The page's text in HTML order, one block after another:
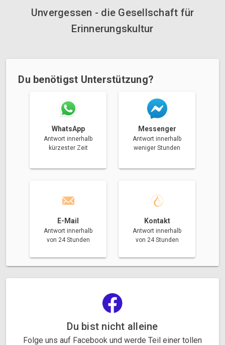
Unvergessen - die Gesellschaft für
Erinnerungskultur
Du benötigst Unterstützung?
WhatsApp
Antwort innerhalb
kürzester Zeit
Messenger
Antwort innerhalb
weniger Stunden
E-Mail
Antwort innerhalb
von 24 Stunden
Kontakt
Antwort innerhalb
von 24 Stunden
Du bist nicht alleine
Folge uns auf Facebook und werde Teil einer tollen